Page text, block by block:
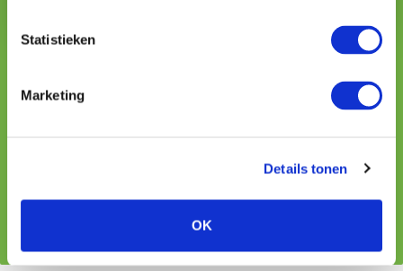
Statistieken
Marketing
Details tonen
OK
risicomanager
Contact